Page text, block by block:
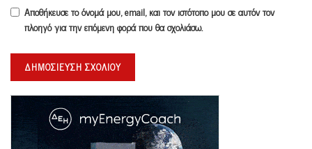
Αποθήκευσε το όνομά μου, email, και τον ιστότοπο μου σε αυτόν τον
πλοηγό για την επόμενη φορά που θα σχολιάσω.